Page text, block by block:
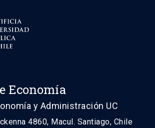
Economía
y Administración UC
4860, Macul. Santiago, Chile